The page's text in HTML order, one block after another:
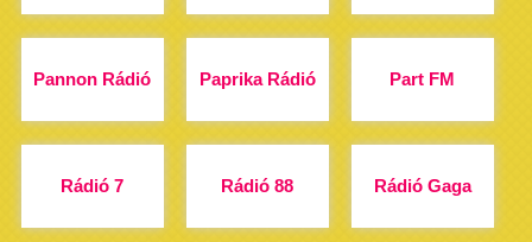
Pannon Rádió Paprika Rádió Part FM
Rádió 7 Rádió 88 Rádió Gaga